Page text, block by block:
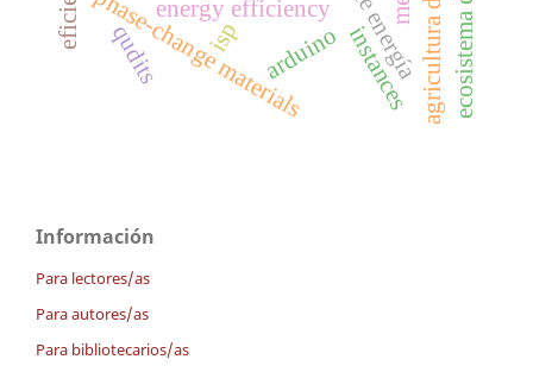
energy efficiency
phase-change materials
qudits instances
isp arduino
Información
Para lectores/as
Para autores/as
Para bibliotecarios/as